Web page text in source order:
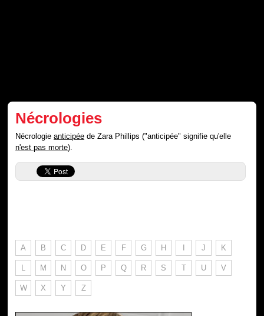
Nécrologies
Nécrologieanticipée de Zara Phillips ("anticipée" signifie qu'elle
n'est pas morte).
A B C D E F G H I J K
L M N O P Q R S T U V
W X Y Z